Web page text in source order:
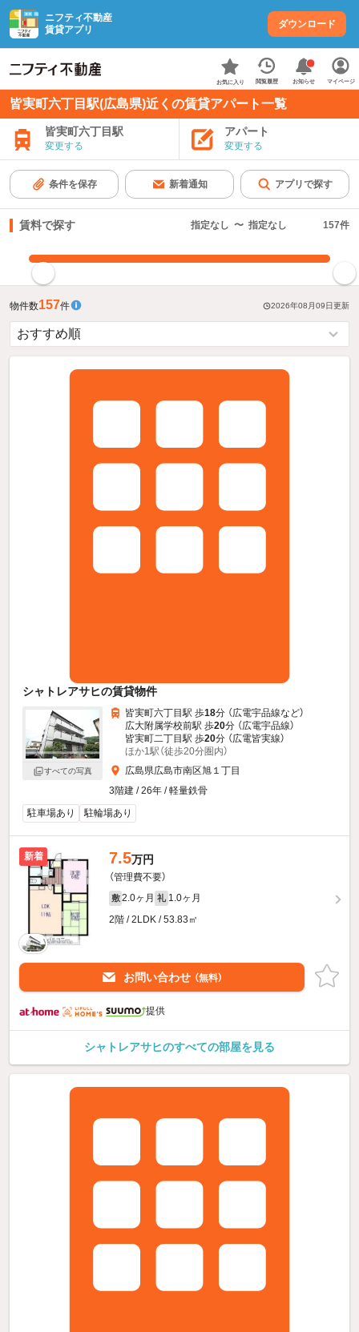
ニフティ不動産
賃貸アプリ
ダウンロード
お気に入り 閲覧履歴 お知らせ マイページ
皆実町六丁目駅(広島県)近くの賃貸アパート一覧
皆実町六丁目駅
変更する
アパート
変更する
条件を保存 新着通知 アプリで探す
賃料で探す 指定なし 〜 指定なし 157件
物件数157件 2026年08月09日更新
シャトレアサヒの賃貸物件
すべての写真
皆実町六丁目駅 歩18分 （広電宇品線など）
広大附属学校前駅 歩20分 （広電宇品線）
皆実町二丁目駅 歩20分 （広電皆実線）
ほか1駅（徒歩20分圏内）
広島県広島市南区旭１丁目
3階建 / 26年 / 軽量鉄骨
駐車場あり
駐輪場あり
新着 7.5万円
（管理費不要）
敷 2.0ヶ月 礼 1.0ヶ月
2階 / 2LDK / 53.83㎡
お問い合わせ （無料）
提供
シャトレアサヒのすべての部屋を見る